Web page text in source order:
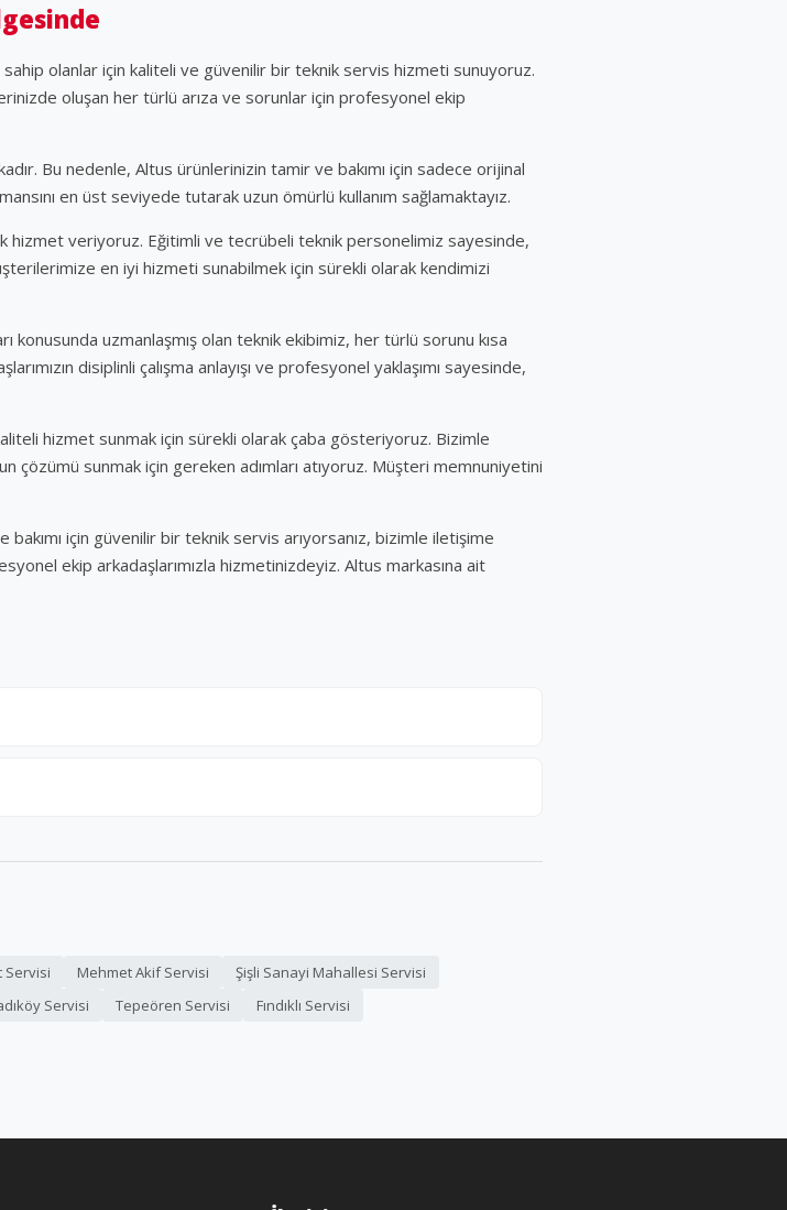
olanlar için kaliteli ve güvenilir bir teknik servis hizmeti sunuyoruz.
oluşan her türlü arıza ve sorunlar için profesyonel ekip
Bu nedenle, Altus ürünlerinizin tamir ve bakımı için sadece orijinal
en üst seviyede tutarak uzun ömürlü kullanım sağlamaktayız.
veriyoruz. Eğitimli ve tecrübeli teknik personelimiz sayesinde,
en iyi hizmeti sunabilmek için sürekli olarak kendimizi
konusunda uzmanlaşmış olan teknik ekibimiz, her türlü sorunu kısa
disiplinli çalışma anlayışı ve profesyonel yaklaşımı sayesinde,
hizmet sunmak için sürekli olarak çaba gösteriyoruz. Bizimle
çözümü sunmak için gereken adımları atıyoruz. Müşteri memnuniyetini
için güvenilir bir teknik servis arıyorsanız, bizimle iletişime
ekip arkadaşlarımızla hizmetinizdeyiz. Altus markasına ait
Servisi Mehmet Akif Servisi
Şişli Sanayi Mahallesi Servisi
Servisi Tepeören Servisi
Fındıklı Servisi